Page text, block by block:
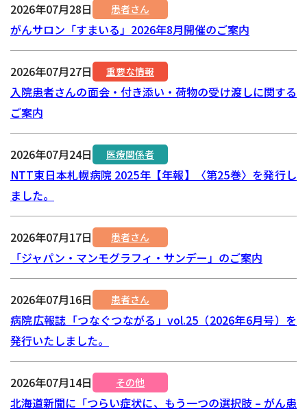
2026年07月28日 患者さん
がんサロン「すまいる」2026年8月開催のご案内
2026年07月27日 重要な情報
入院患者さんの面会・付き添い・荷物の受け渡しに関する
ご案内
2026年07月24日 医療関係者
NTT東日本札幌病院 2025年【年報】〈第25巻〉を発行し
ました。
2026年07月17日 患者さん
「ジャパン・マンモグラフィ・サンデー」のご案内
2026年07月16日 患者さん
病院広報誌「つなぐつながる」vol.25（2026年6月号）を
発行いたしました。
2026年07月14日 その他
北海道新聞に「つらい症状に、もう一つの選択肢 – がん患